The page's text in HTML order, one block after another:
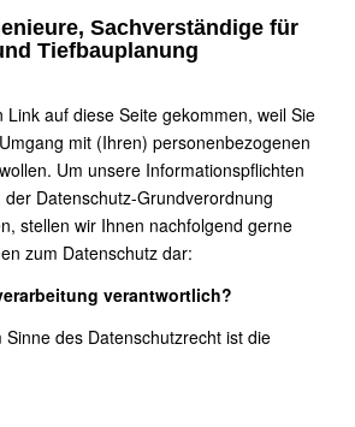
Sachverständige für
Tiefbauplanung
Link auf diese Seite gekommen, weil Sie
mit (Ihren) personenbezogenen
Um unsere Informationspflichten
der Datenschutz-Grundverordnung
stellen wir Ihnen nachfolgend gerne
zum Datenschutz dar:
verantwortlich?
Sinne des Datenschutzrecht ist die